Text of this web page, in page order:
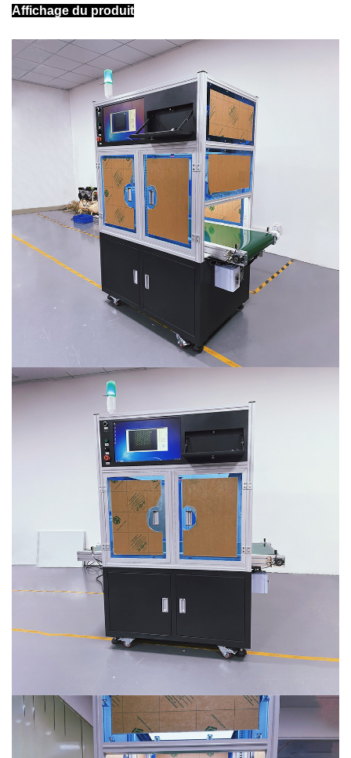
Affichage du produit